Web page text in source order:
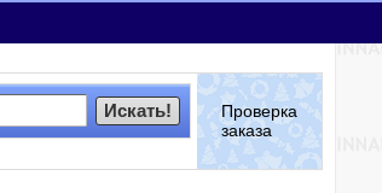
Искать!
Проверка
заказа